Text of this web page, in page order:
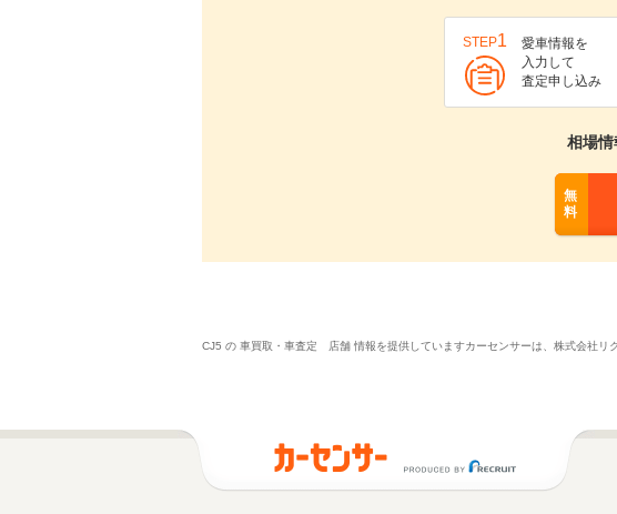
STEP1
愛車情報を
入力して
査定申し込み
相場
無
料
CJ5 の 車買取・車査定 店舗 情報を提供していますカーセンサーは、株式会社リ